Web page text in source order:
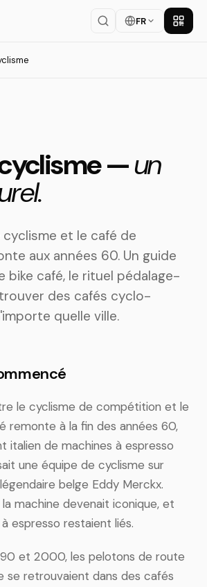
FR
—un
et le café de
aux années 60. Un guide
bike café, le rituel pédalage-
des cafés cyclo-
quelle ville.
le cyclisme de compétition et le
remonte à la fin des années 60,
italien de machines à espresso
une équipe de cyclisme sur
belge Eddy Merckx.
machine devenait iconique, et
espresso restaient liés.
90 et 2000, les pelotons de route
se retrouvaient dans des cafés